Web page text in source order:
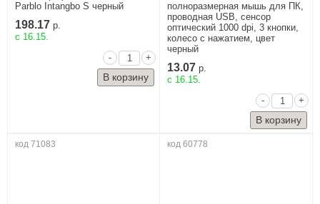
Parblo Intangbo S черный
198.17 р.
c 16.15.
-
+
полноразмерная мышь для ПК,
проводная USB, сенсор
оптический 1000 dpi, 3 кнопки,
колесо с нажатием, цвет
черный
13.07 р.
c 16.15.
-
+
код 71083 код 60778